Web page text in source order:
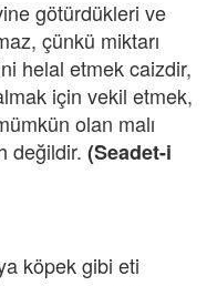
götürdükleri ve
çünkü miktarı
helal etmek caizdir,
için vekil etmek,
olan malı
değildir. (Seadet-i
köpek gibi eti